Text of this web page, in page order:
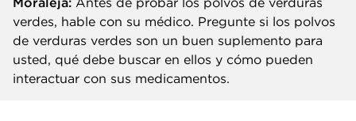
verdes, hable con su médico. Pregunte si los polvos
de verduras verdes son un buen suplemento para
usted, qué debe buscar en ellos y cómo pueden
interactuar con sus medicamentos.